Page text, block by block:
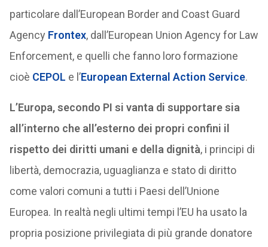
particolare dall’European Border and Coast Guard
Agency Frontex, dall’European Union Agency for Law
Enforcement, e quelli che fanno loro formazione
cioè CEPOL e l’European External Action Service.
L’Europa, secondo PI si vanta di supportare sia
all’interno che all’esterno dei propri confini il
rispetto dei diritti umani e della dignità, i principi di
libertà, democrazia, uguaglianza e stato di diritto
come valori comuni a tutti i Paesi dell’Unione
Europea. In realtà negli ultimi tempi l’EU ha usato la
propria posizione privilegiata di più grande donatore